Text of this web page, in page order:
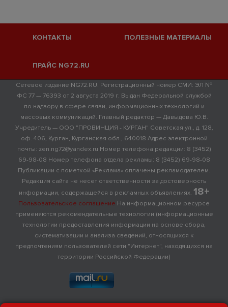
КОНТАКТЫ ПОЛЕЗНЫЕ МАТЕРИАЛЫ
ПРАЙС NG72.RU
Сетевое издание NG72.RU. Регистрационный номер СМИ: ЭЛ №
ФС 77 — 76393 от 2 августа 2019 г. Выдан Федеральной службой
по надзору в сфере связи, информационных технологий и
массовых коммуникаций. Главный редактор — Давыдова Ю.В.
Учредитель — ООО "ПРОВИНЦИЯ - КУРГАН" Советская ул., д. 128,
оф. 406, Курган, Курганская обл., 640018 Адрес электронной
почты: zen.ng72@yandex.ru Номер телефона редакции: 8 (3452)
69-98-08 Номер телефона отдела рекламы: 8 (3452) 69-98-08
Публикации с пометкой «Реклама» оплачены рекламодателем.
Редакция сайта не несет ответственности за достоверность
информации, содержащейся в рекламных объявлениях. 18+
Пользовательское соглашение На информационном ресурсе
применяются рекомендательные технологии (информационные
технологии предоставления информации на основе сбора,
систематизации и анализа сведений, относящихся к
предпочтениям пользователей сети "Интернет", находящихся на
территории Российской Федерации)